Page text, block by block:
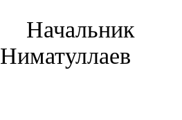
Ниматуллаев